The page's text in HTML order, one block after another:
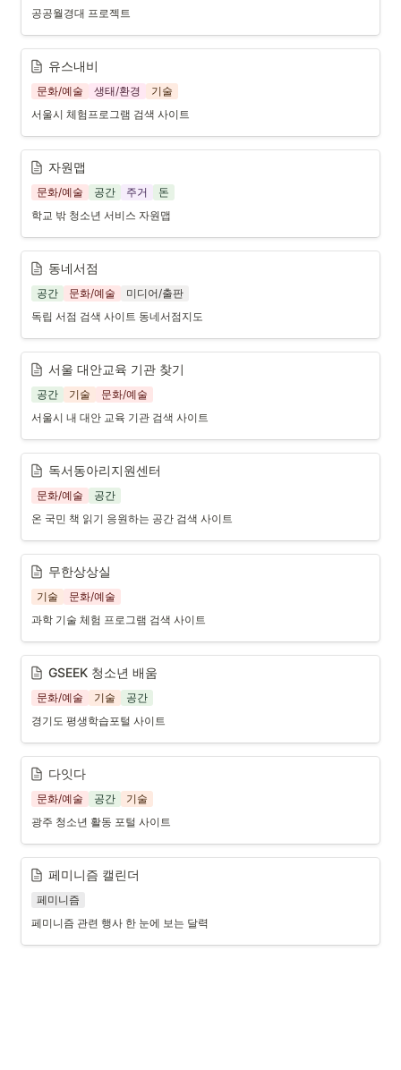
공공월경대 프로젝트
유스내비
문화/예술 생태/환경
기술
서울시 체험프로그램 검색 사이트
자원맵
문화/예술 공간 주거
돈
학교 밖 청소년 서비스 자원맵
동네서점
공간 문화/예술
미디어/출판
독립 서점 검색 사이트 동네서점지도
서울 대안교육 기관 찾기
공간 기술
문화/예술
서울시 내 대안 교육 기관 검색 사이트
독서동아리지원센터
문화/예술
공간
온 국민 책 읽기 응원하는 공간 검색 사이트
무한상상실
기술
문화/예술
과학 기술 체험 프로그램 검색 사이트
GSEEK 청소년 배움
문화/예술 기술
공간
경기도 평생학습포털 사이트
다잇다
문화/예술 공간
기술
광주 청소년 활동 포털 사이트
페미니즘 캘린더
페미니즘
페미니즘 관련 행사 한 눈에 보는 달력